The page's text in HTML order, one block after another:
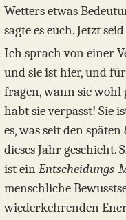
Wetters etwas
sagte es euch. Jetzt
Ich sprach von einer
und sie ist hier, und
fragen, wann sie wohl
habt sie verpasst! Sie
es, was seit den
dieses Jahr geschieht.
ist einEntscheidungs-
menschliche
wiederkehrenden